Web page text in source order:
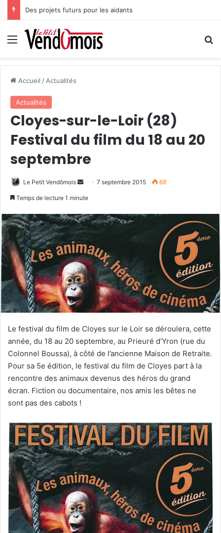
Des projets futurs pour les aidants
Menu
Accueil / Actualités
Actualités
Cloyes-sur-le-Loir (28)
Festival du film du 18 au 20
septembre
Le Petit Vendômois
o
y
r
u
n
u
r
7 septembre 2015 68
Temps de lecture 1 minute
Le festival du film de Cloyes sur le Loir se déroulera, cette
année, du 18 au 20 septembre, au Prieuré d’Yron (rue du
Colonnel Boussa), à côté de l’ancienne Maison de Retraite.
Pour sa 5e édition, le festival du film de Cloyes part à la
rencontre des animaux devenus des héros du grand
écran. Fiction ou documentaire, nos amis les bêtes ne
sont pas des cabots !